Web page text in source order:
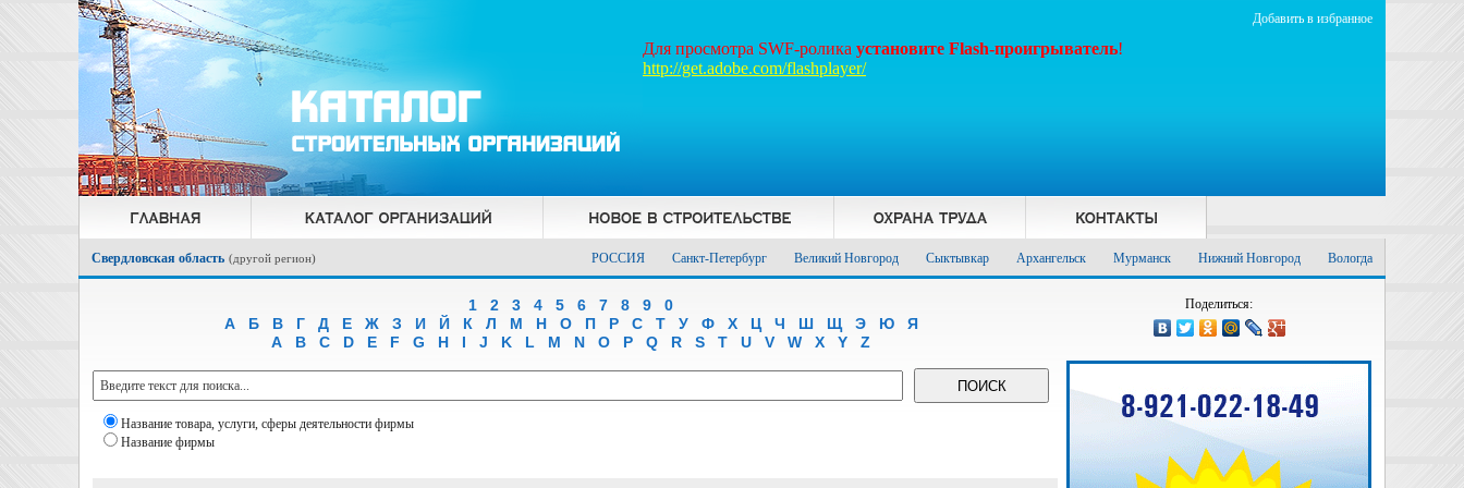
Добавить в избранное
Для просмотра SWF-ролика установите Flash-проигрыватель!
http://get.adobe.com/flashplayer/
Свердловская область (другой регион) Вологда
Нижний Новгород
Мурманск
Архангельск
Сыктывкар
Великий Новгород
Санкт-Петербург
РОССИЯ
1 2 3 4 5 6 7 8 9
0
А
Б В Г Д Е Ж З И Й К Л М Н О П Р С Т У Ф Х Ц Ч Ш Щ Э Ю
Я
A
B C D E F G H I J K L M N O P Q R S T U V W X Y Z
Название товара, услуги, сферы деятельности фирмы
Название фирмы
Поделиться: